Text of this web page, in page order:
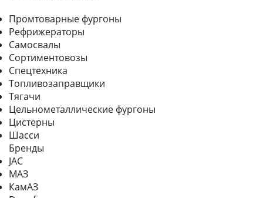
Промтоварные фургоны
Рефрижераторы
Самосвалы
Сортиментовозы
Спецтехника
Топливозаправщики
Тягачи
Цельнометаллические фургоны
Цистерны
Шасси
Бренды
JAC
МАЗ
КамАЗ